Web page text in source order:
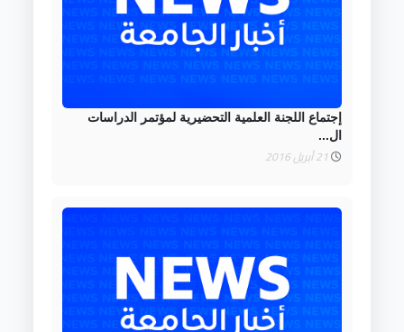
إجتماع اللجنة العلمية التحضيرية لمؤتمر الدراسات
ال...
21 أبريل 2016